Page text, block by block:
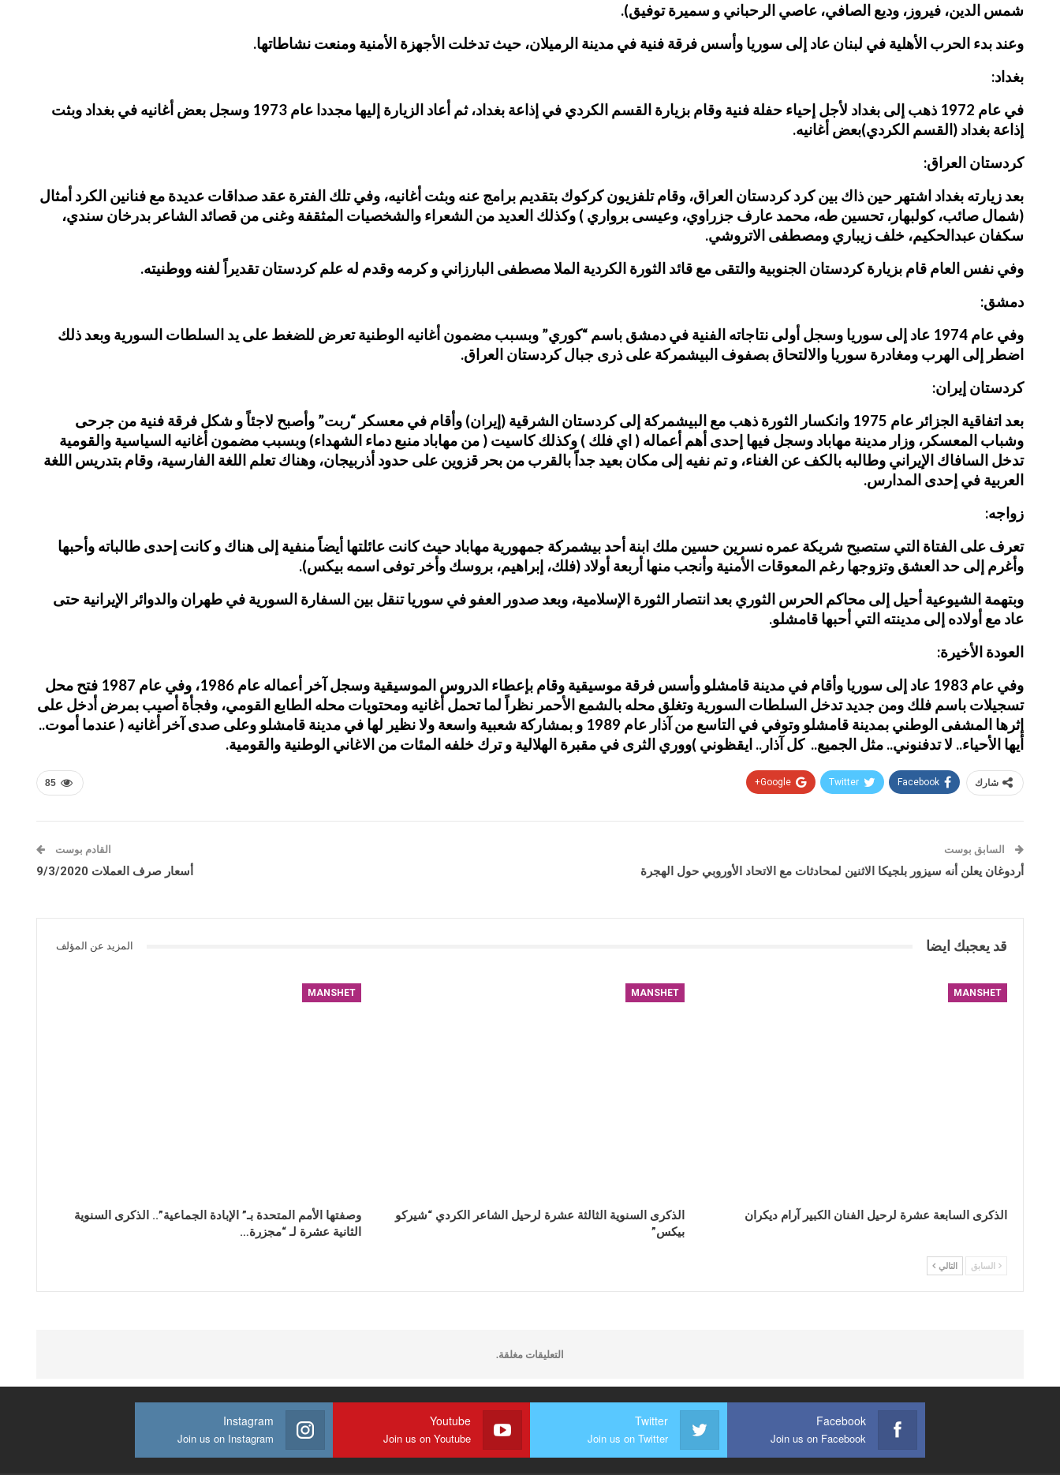
شمس الدين، فيروز، وديع الصافي، عاصي الرحباني و سميرة توفيق).
وعند بدء الحرب الأهلية في لبنان عاد إلى سوريا وأسس فرقة فنية في مدينة الرميلان، حيث تدخلت الأجهزة الأمنية ومنعت نشاطاتها.
بغداد:
في عام 1972 ذهب إلى بغداد لأجل إحياء حفلة فنية وقام بزيارة القسم الكردي في إذاعة بغداد، ثم أعاد الزيارة إليها مجددا عام 1973 وسجل بعض أغانيه في بغداد وبثت
إذاعة بغداد (القسم الكردي)بعض أغانيه.
كردستان العراق:
بعد زيارته بغداد اشتهر حين ذاك بين كرد كردستان العراق، وقام تلفزيون كركوك بتقديم برامج عنه وبثت أغانيه، وفي تلك الفترة عقد صداقات عديدة مع فنانين الكرد أمثال
(شمال صائب، كولبهار، تحسين طه، محمد عارف جزراوي، وعيسى برواري ) وكذلك العديد من الشعراء والشخصيات المثقفة وغنى من قصائد الشاعر بدرخان سندي،
سكفان عبدالحكيم، خلف زيباري ومصطفى الاتروشي.
وفي نفس العام قام بزيارة كردستان الجنوبية والتقى مع قائد الثورة الكردية الملا مصطفى البارزاني و كرمه وقدم له علم كردستان تقديراً لفنه ووطنيته.
دمشق:
وفي عام 1974 عاد إلى سوريا وسجل أولى نتاجاته الفنية في دمشق باسم “كوري” وبسبب مضمون أغانيه الوطنية تعرض للضغط على يد السلطات السورية وبعد ذلك
اضطر إلى الهرب ومغادرة سوريا والالتحاق بصفوف البيشمركة على ذرى جبال كردستان العراق.
كردستان إيران:
بعد اتفاقية الجزائر عام 1975 وانكسار الثورة ذهب مع البيشمركة إلى كردستان الشرقية (إيران) وأقام في معسكر “ربت” وأصبح لاجئاً و شكل فرقة فنية من جرحى
وشباب المعسكر، وزار مدينة مهاباد وسجل فيها إحدى أهم أعماله ( اي فلك ) وكذلك كاسيت ( من مهاباد منبع دماء الشهداء) وبسبب مضمون أغانيه السياسية والقومية
تدخل السافاك الإيراني وطالبه بالكف عن الغناء، و تم نفيه إلى مكان بعيد جداً بالقرب من بحر قزوين على حدود أذربيجان، وهناك تعلم اللغة الفارسية، وقام بتدريس اللغة
العربية في إحدى المدارس.
زواجه:
تعرف على الفتاة التي ستصبح شريكة عمره نسرين حسين ملك ابنة أحد بيشمركة جمهورية مهاباد حيث كانت عائلتها أيضاً منفية إلى هناك و كانت إحدى طالباته وأحبها
وأغرم إلى حد العشق وتزوجها رغم المعوقات الأمنية وأنجب منها أربعة أولاد (فلك، إبراهيم، بروسك وأخر توفى اسمه بيكس).
وبتهمة الشيوعية أحيل إلى محاكم الحرس الثوري بعد انتصار الثورة الإسلامية، وبعد صدور العفو في سوريا تنقل بين السفارة السورية في طهران والدوائر الإيرانية حتى
عاد مع أولاده إلى مدينته التي أحبها قامشلو.
العودة الأخيرة:
وفي عام 1983 عاد إلى سوريا وأقام في مدينة قامشلو وأسس فرقة موسيقية وقام بإعطاء الدروس الموسيقية وسجل آخر أعماله عام 1986، وفي عام 1987 فتح محل
تسجيلات باسم فلك ومن جديد تدخل السلطات السورية وتغلق محله بالشمع الأحمر نظراً لما تحمل أغانيه ومحتويات محله الطابع القومي، وفجأة أصيب بمرض أدخل على
إثرها المشفى الوطني بمدينة قامشلو وتوفي في التاسع من آذار عام 1989 و بمشاركة شعبية واسعة ولا نظير لها في مدينة قامشلو وعلى صدى آخر أغانيه ( عندما أموت..
أيها الأحياء.. لا تدفنوني.. مثل الجميع.. كل آذار.. ايقظوني )ووري الثرى في مقبرة الهلالية و ترك خلفه المئات من الاغاني الوطنية والقومية.
85 شارك Facebook
Twitter
Google+
السابق بوست
أردوغان يعلن أنه سيزور بلجيكا الاثنين لمحادثات مع الاتحاد الأوروبي حول الهجرة
القادم بوست
أسعار صرف العملات 9/3/2020
قد يعجبك ايضا المزيد عن المؤلف
MANSHET
الذكرى السابعة عشرة لرحيل الفنان الكبير آرام ديكران
MANSHET
الذكرى السنوية الثالثة عشرة لرحيل الشاعر الكردي “شيركو
بيكس”
MANSHET
وصفتها الأمم المتحدة بـ” الإبادة الجماعية”.. الذكرى السنوية
الثانية عشرة لـ “مجزرة…
السابق التالي
التعليقات مغلقة.
Facebook
Join us on Facebook
Twitter
Join us on Twitter
Youtube
Join us on Youtube
Instagram
Join us on Instagram